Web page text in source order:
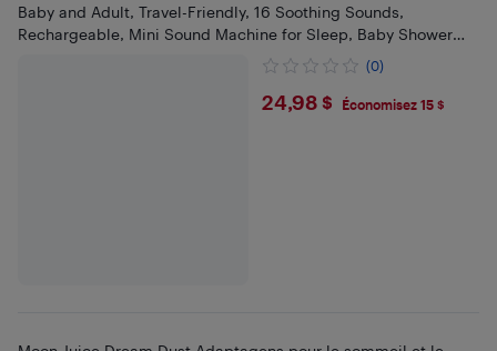
Baby and Adult, Travel-Friendly, 16 Soothing Sounds,
Rechargeable, Mini Sound Machine for Sleep, Baby Shower
(0)
$24.98
24,98 $ Économisez 15 $